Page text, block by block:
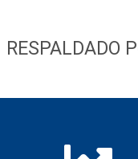
RESPALDADO